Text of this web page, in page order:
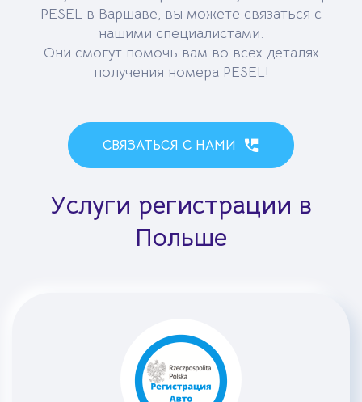
PESEL в Варшаве, вы можете связаться с
нашими специалистами.
Они смогут помочь вам во всех деталях
получения номера PESEL!
СВЯЗАТЬСЯ С НАМИ
Услуги регистрации в
Польше